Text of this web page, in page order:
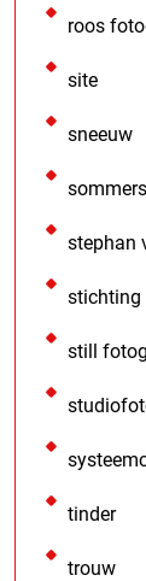
roos
site
sneeuw
sommers
stephan
stichting
still
tinder
trouw